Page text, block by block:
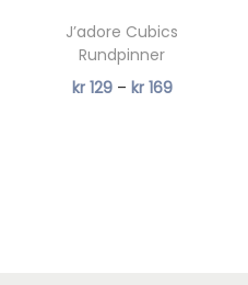
J’adore Cubics
Rundpinner
kr129 – kr169P